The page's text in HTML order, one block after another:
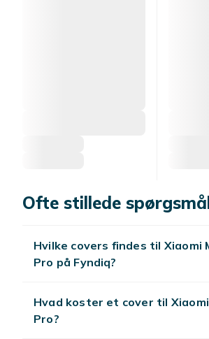
Ofte stillede
Hvilke covers findes til Xiaomi
Pro på Fyndiq?
Hvad koster et cover til
Pro?